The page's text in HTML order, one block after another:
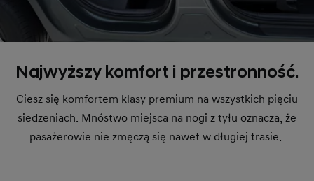
Najwyższy komfort i przestronność.
Ciesz się komfortem klasy premium na wszystkich pięciu
siedzeniach. Mnóstwo miejsca na nogi z tyłu oznacza, że
pasażerowie nie zmęczą się nawet w długiej trasie.